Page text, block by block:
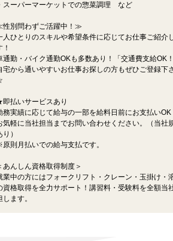
スーパーマーケットでの惣菜調理 など
別問わずご活躍中！≫
人ひとりのスキルや希望条件に応じてお仕事ご紹介
！
通勤・バイク通勤OKも多数あり！「交通費支給OK！
宅から通いやすいお仕事お探しの方もぜひご登録下
払いサービスあり
務実績に応じて給与の一部を給料日前にお支払いOK
気軽に当社担当までお問い合わせください。（当社
り）
則月払いでの給与支払です。
あんしん資格取得制度＞
業中の方にはフォークリフト・クレーン・玉掛け・
資格取得を全力サポート！講習料・受験料を全額当
します。